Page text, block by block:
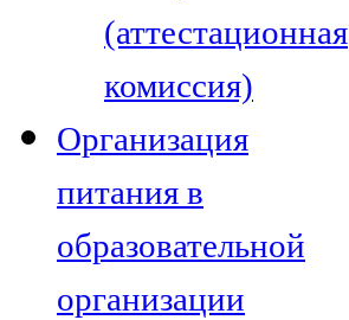
(аттестационная
комиссия)
Организация
питания в
образовательной
организации